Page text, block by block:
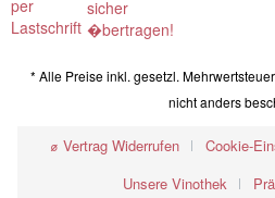
* Alle Preise inkl. gesetzl.
nicht anders
⌀ Vertrag Widerrufen Cookie-
Unsere Vinothek